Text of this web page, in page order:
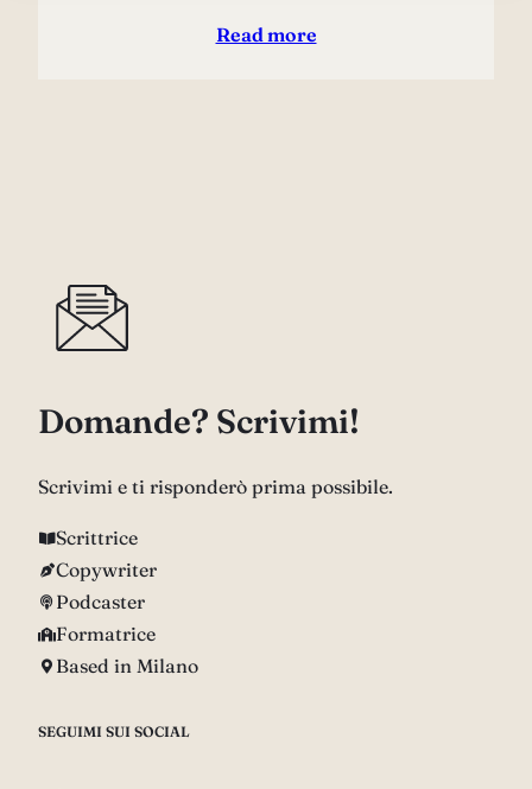
Read more
Domande? Scrivimi!
Scrivimi e ti risponderò prima possibile.
Scrittrice
Copywriter
Podcaster
Formatrice
Based in Milano
SEGUIMI SUI SOCIAL